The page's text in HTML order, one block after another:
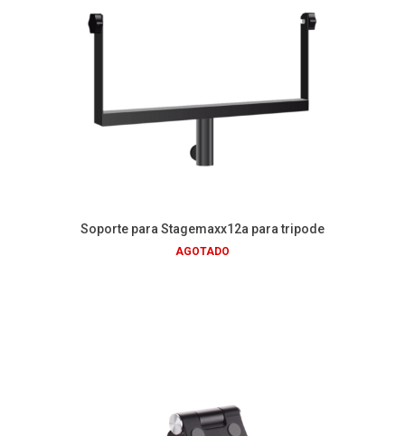
Soporte para Stagemaxx12a para tripode
AGOTADO